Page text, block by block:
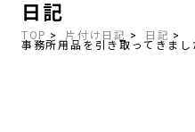
日記
TOP 片付け日記 日記
事務所用品を引き取ってきまし